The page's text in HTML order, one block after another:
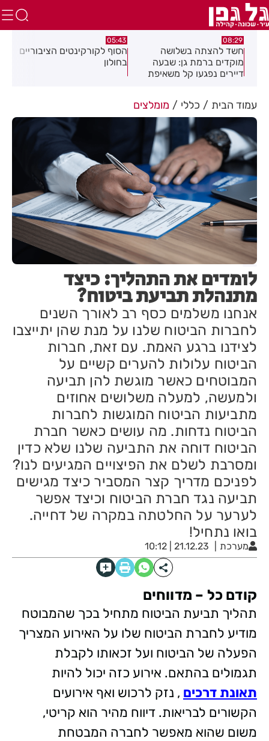
08:29
חשד להצתה בשלושה
מוקדים ברמת גן: שבעה
דיירים נפגעו קל משאיפת
05:43
הסוף לקורקינטים הציבוריים
בחולון
עמוד הבית כללי מומלצים
לומדים את התהליך: כיצד
מתנהלת תביעת ביטוח?
אנחנו משלמים כסף רב לאורך השנים
לחברות הביטוח שלנו על מנת שהן יתייצבו
לצידנו ברגע האמת. עם זאת, חברות
הביטוח עלולות להערים קשיים על
המבוטחים כאשר מוגשת להן תביעה
ולמעשה, למעלה משלושים אחוזים
מתביעות הביטוח המוגשות לחברות
הביטוח נדחות. מה עושים כאשר חברת
הביטוח דוחה את התביעה שלנו שלא כדין
ומסרבת לשלם את הפיצויים המגיעים לנו?
לפניכם מדריך קצר המסביר כיצד מגישים
תביעה נגד חברת הביטוח וכיצד אפשר
לערער על החלטתה במקרה של דחייה.
בואו נתחיל!
מערכת 21.12.23 | 10:12
קודם כל – מדווחים
תהליך תביעת הביטוח מתחיל בכך שהמבוטח
מודיע לחברת הביטוח שלו על האירוע המצריך
הפעלה של הביטוח ועל זכאותו לקבלת
תגמולים בהתאם. אירוע כזה יכול להיות
תאונת דרכים , נזק לרכוש ואף אירועים
הקשורים לבריאות. דיווח מהיר הוא קריטי,
משום שהוא מאפשר לחברה המבטחת